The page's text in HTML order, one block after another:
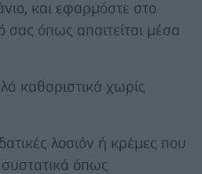
και εφαρμόστε στο
όπως απαιτείται μέσα
καθαριστικά χωρίς
λοσιόν ή κρέμες που
συστατικά όπως